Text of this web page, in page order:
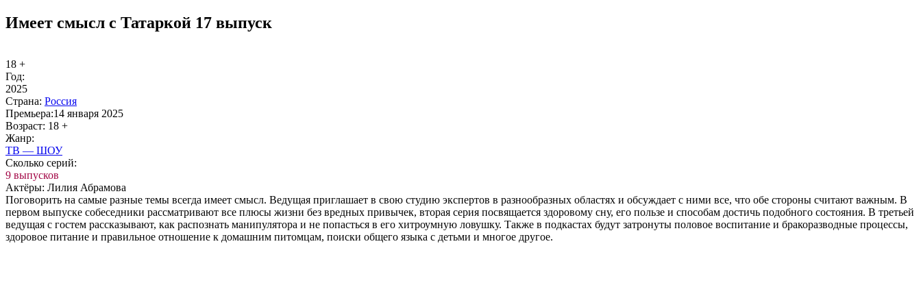
Имеет смысл с Татаркой 17 выпуск
18 +
Год:
2025
Стра­на: Рос­сия
Пре­мье­ра:14 января 2025
Воз­раст: 18 +
Жанр:
ТВ — ШОУ
Сколь­ко се­рий:
9 выпусков
Ак­тё­ры: Лилия Абрамова
Поговорить на самые разные темы всегда имеет смысл. Ведущая приглашает в свою студию экспертов в разнообразных областях и обсуждает с ними все, что обе стороны считают важным. В
первом выпуске собеседники рассматривают все плюсы жизни без вредных привычек, вторая серия посвящается здоровому сну, его пользе и способам достичь подобного состояния. В третьей
ведущая с гостем рассказывают, как распознать манипулятора и не попасться в его хитроумную ловушку. Также в подкастах будут затронуты половое воспитание и бракоразводные процессы,
здоровое питание и правильное отношение к домашним питомцам, поиски общего языка с детьми и многое другое.